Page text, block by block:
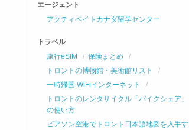
エージェント
アクティベイトカナダ留学センター
トラベル
旅行eSIM
保険まとめ
トロントの博物館・美術館リスト
一時帰国 WiFiインターネット
トロントのレンタサイクル「バイクシェア」
の使い方
ピアソン空港でトロント日本語地図を入手す